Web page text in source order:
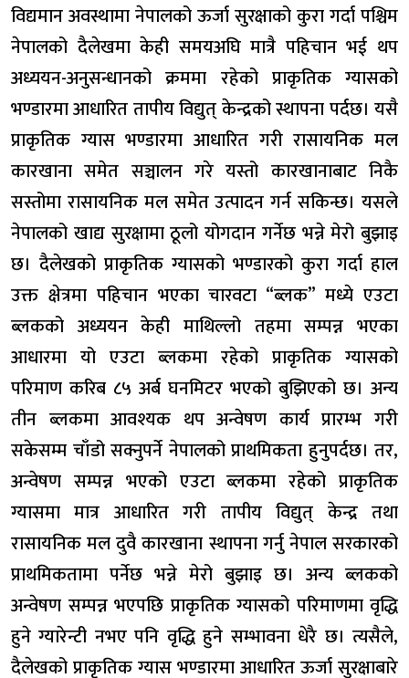
विद्यमान अवस्थामा नेपालको ऊर्जा सुरक्षाको कुरा गर्दा पश्चिम
नेपालको दैलेखमा केही समयअघि मात्रै पहिचान भई थप
अध्ययन-अनुसन्धानको क्रममा रहेको प्राकृतिक ग्यासको
भण्डारमा आधारित तापीय विद्युत् केन्द्रको स्थापना पर्दछ। यसै
प्राकृतिक ग्यास भण्डारमा आधारित गरी रासायनिक मल
कारखाना समेत सञ्चालन गरे यस्तो कारखानाबाट निकै
सस्तोमा रासायनिक मल समेत उत्पादन गर्न सकिन्छ। यसले
नेपालको खाद्य सुरक्षामा ठूलो योगदान गर्नेछ भन्ने मेरो बुझाइ
छ। दैलेखको प्राकृतिक ग्यासको भण्डारको कुरा गर्दा हाल
उक्त क्षेत्रमा पहिचान भएका चारवटा “ब्लक” मध्ये एउटा
ब्लकको अध्ययन केही माथिल्लो तहमा सम्पन्न भएका
आधारमा यो एउटा ब्लकमा रहेको प्राकृतिक ग्यासको
परिमाण करिब ८५ अर्ब घनमिटर भएको बुझिएको छ। अन्य
तीन ब्लकमा आवश्यक थप अन्वेषण कार्य प्रारम्भ गरी
सकेसम्म चाँडो सक्नुपर्ने नेपालको प्राथमिकता हुनुपर्दछ। तर,
अन्वेषण सम्पन्न भएको एउटा ब्लकमा रहेको प्राकृतिक
ग्यासमा मात्र आधारित गरी तापीय विद्युत् केन्द्र तथा
रासायनिक मल दुवै कारखाना स्थापना गर्नु नेपाल सरकारको
प्राथमिकतामा पर्नेछ भन्ने मेरो बुझाइ छ। अन्य ब्लकको
अन्वेषण सम्पन्न भएपछि प्राकृतिक ग्यासको परिमाणमा वृद्धि
हुने ग्यारेन्टी नभए पनि वृद्धि हुने सम्भावना धेरै छ। त्यसैले,
दैलेखको प्राकृतिक ग्यास भण्डारमा आधारित ऊर्जा सुरक्षाबारे